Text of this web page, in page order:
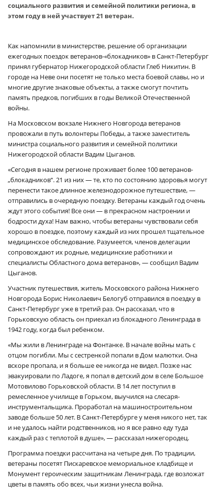
социального развития и семейной политики региона, в
этом году в ней участвует 21 ветеран.
Как напомнили в министерстве, решение об организации
ежегодных поездок ветеранов-«блокадников» в Санкт-Петербург
принял губернатор Нижегородской области Глеб Никитин. В
городе на Неве они посетят не только места боевой славы, но и
многие другие знаковые объекты, а также смогут почтить
память предков, погибших в годы Великой Отечественной
войны.
На Московском вокзале Нижнего Новгорода ветеранов
провожали в путь волонтеры Победы, а также заместитель
министра социального развития и семейной политики
Нижегородской области Вадим Цыганов.
«Сегодня в нашем регионе проживает более 100 ветеранов-
„блокадников“. 21 из них — те, кто по состоянию здоровья могут
перенести такое длинное железнодорожное путешествие, —
отправились в очередную поездку. Ветераны каждый год очень
ждут этого события! Все они — в прекрасном настроении и
бодрости духа! Нам важно, чтобы ветераны чувствовали себя
хорошо в поездке, поэтому каждый из них прошел тщательное
медицинское обследование. Разумеется, членов делегации
сопровождают их родные, медицинские работники и
специалисты Областного дома ветеранов», — сообщил Вадим
Цыганов.
Участник путешествия, житель Московского района Нижнего
Новгорода Борис Николаевич Белогуб отправился в поездку в
Санкт-Петербург уже в третий раз. Он рассказал, что в
Горьковскую область он приехал из блокадного Ленинграда в
1942 году, когда был ребенком.
«Мы жили в Ленинграде на Фонтанке. В начале войны мать с
отцом погибли. Мы с сестренкой попали в Дом малютки. Она
вскоре пропала, и я больше ее никогда не видел. Позже нас
эвакуировали по Ладоге, я попал в детский дом в селе Большое
Мотовилово Горьковской области. В 14 лет поступил в
ремесленное училище в Горьком, выучился на слесаря-
инструментальщика. Проработал на машиностроительном
заводе больше 50 лет. В Санкт-Петербурге у меня никого нет, так
и не удалось найти родственников, но я все равно еду туда
каждый раз с теплотой в душе», — рассказал нижегородец.
Программа поездки рассчитана на четыре дня. По традиции,
ветераны посетят Пискаревское мемориальное кладбище и
Монумент героическим защитникам Ленинграда, где возложат
цветы в память обо всех, чьи жизни унесла война.